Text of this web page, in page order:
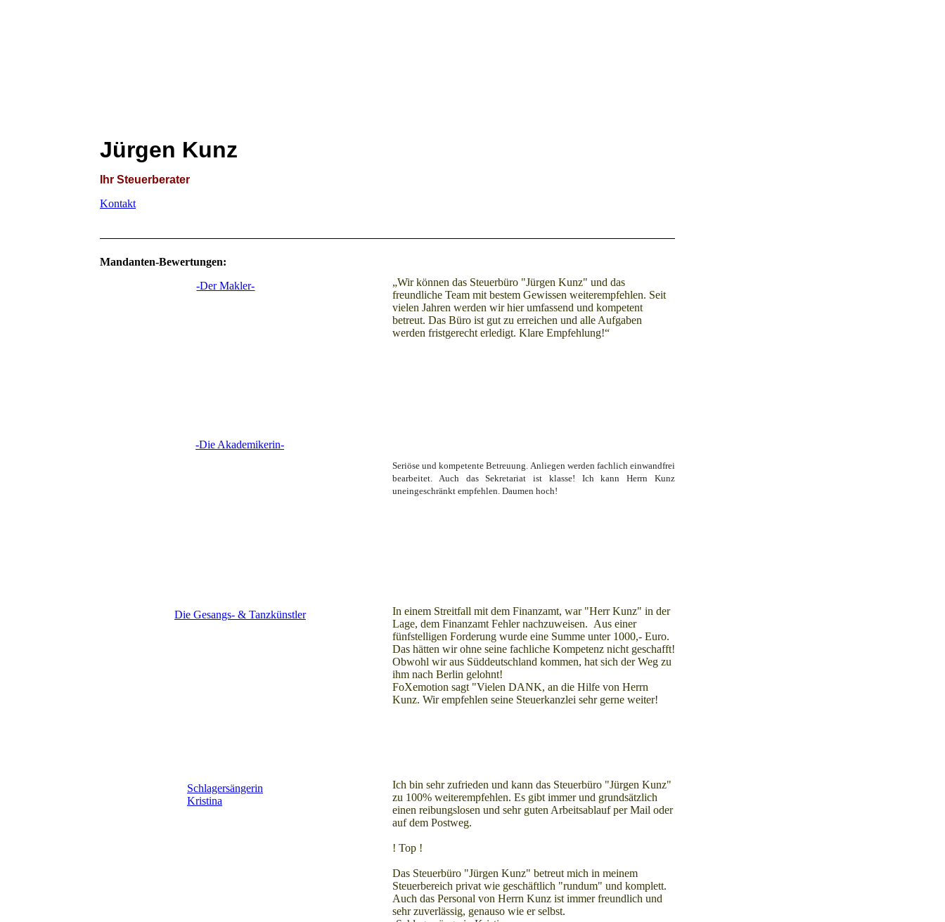
Jürgen Kunz
Ihr Steuerberater
Kontakt
Mandanten-Bewertungen:
-Der Makler-
„Wir können das Steuerbüro "Jürgen Kunz" und das
freundliche Team mit bestem Gewissen weiterempfehlen. Seit
vielen Jahren werden wir hier umfassend und kompetent
betreut. Das Büro ist gut zu erreichen und alle Aufgaben
werden fristgerecht erledigt. Klare Empfehlung!“
-Die Akademikerin-
Seriöse und kompetente Betreuung. Anliegen werden fachlich einwandfrei
bearbeitet. Auch das Sekretariat ist klasse! Ich kann Herrn Kunz
uneingeschränkt empfehlen. Daumen hoch!
Die Gesangs- & Tanzkünstler
In einem Streitfall mit dem Finanzamt, war "Herr Kunz" in der
Lage, dem Finanzamt Fehler nachzuweisen. Aus einer
fünfstelligen Forderung wurde eine Summe unter 1000,- Euro.
Das hätten wir ohne seine fachliche Kompetenz nicht geschafft!
Obwohl wir aus Süddeutschland kommen, hat sich der Weg zu
ihm nach Berlin gelohnt!
FoXemotion sagt "Vielen DANK, an die Hilfe von Herrn
Kunz. Wir empfehlen seine Steuerkanzlei sehr gerne weiter!
Schlagersängerin
Kristina
Ich bin sehr zufrieden und kann das Steuerbüro "Jürgen Kunz"
zu 100% weiterempfehlen. Es gibt immer und grundsätzlich
einen reibungslosen und sehr guten Arbeitsablauf per Mail oder
auf dem Postweg.
! Top !
Das Steuerbüro "Jürgen Kunz" betreut mich in meinem
Steuerbereich privat wie geschäftlich "rundum" und komplett.
Auch das Personal von Herrn Kunz ist immer freundlich und
sehr zuverlässig, genauso wie er selbst.